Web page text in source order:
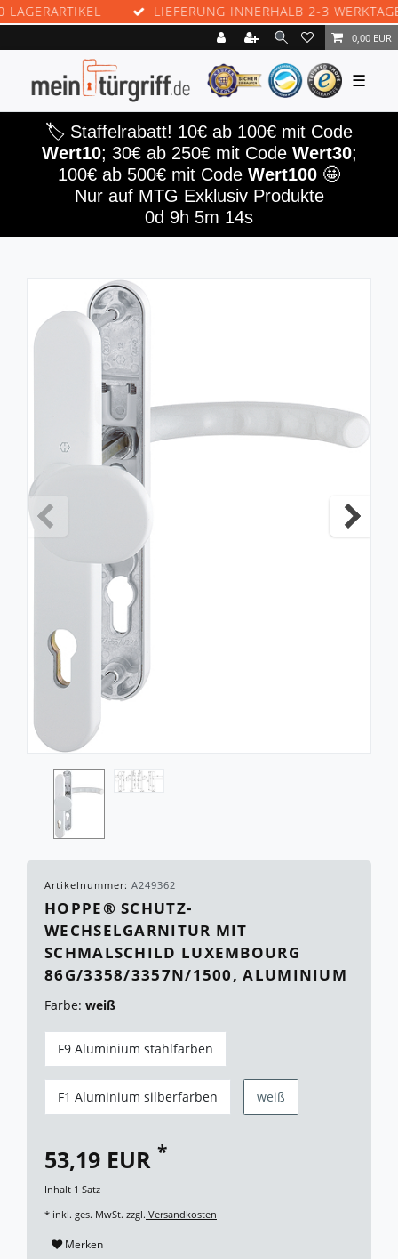
LIEFERUNG INNERHALB 2-3 WERKTAGEN
0,00 EUR
☰
🏷️ Staffelrabatt! 10€ ab 100€ mit Code
Wert10; 30€ ab 250€ mit Code Wert30;
100€ ab 500€ mit Code Wert100 🤩
Nur auf MTG Exklusiv Produkte
0d 9h 5m 14s
Artikelnummer: A249362
HOPPE® SCHUTZ-
WECHSELGARNITUR MIT
SCHMALSCHILD LUXEMBOURG
86G/3358/3357N/1500, ALUMINIUM
Farbe: weiß
F9 Aluminium stahlfarben
F1 Aluminium silberfarben weiß
53,19 EUR *
Inhalt 1 Satz
* inkl. ges. MwSt. zzgl. Versandkosten
Merken